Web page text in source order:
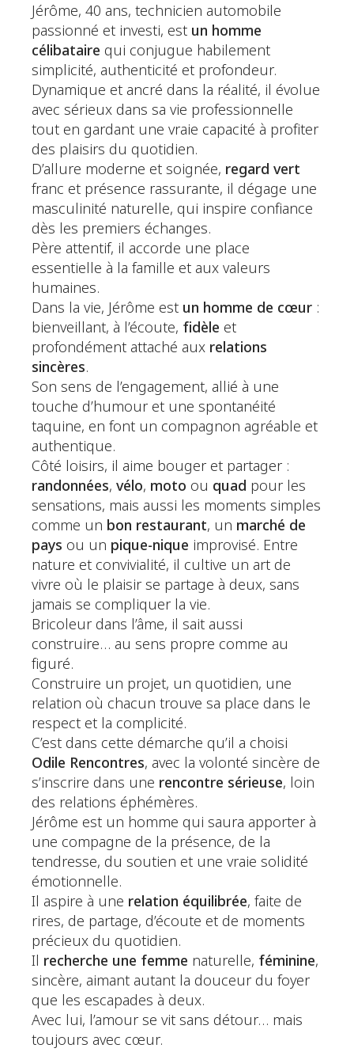
Jérôme, 40 ans, technicien automobile
passionné et investi, est un homme
célibataire qui conjugue habilement
simplicité, authenticité et profondeur.
Dynamique et ancré dans la réalité, il évolue
avec sérieux dans sa vie professionnelle
tout en gardant une vraie capacité à profiter
des plaisirs du quotidien.
D’allure moderne et soignée, regard vert
franc et présence rassurante, il dégage une
masculinité naturelle, qui inspire confiance
dès les premiers échanges.
Père attentif, il accorde une place
essentielle à la famille et aux valeurs
humaines.
Dans la vie, Jérôme est un homme de cœur :
bienveillant, à l’écoute, fidèle et
profondément attaché aux relations
sincères.
Son sens de l’engagement, allié à une
touche d’humour et une spontanéité
taquine, en font un compagnon agréable et
authentique.
Côté loisirs, il aime bouger et partager :
randonnées, vélo, moto ou quad pour les
sensations, mais aussi les moments simples
comme un bon restaurant, un marché de
pays ou un pique-nique improvisé. Entre
nature et convivialité, il cultive un art de
vivre où le plaisir se partage à deux, sans
jamais se compliquer la vie.
Bricoleur dans l’âme, il sait aussi
construire… au sens propre comme au
figuré.
Construire un projet, un quotidien, une
relation où chacun trouve sa place dans le
respect et la complicité.
C’est dans cette démarche qu’il a choisi
Odile Rencontres, avec la volonté sincère de
s’inscrire dans une rencontre sérieuse, loin
des relations éphémères.
Jérôme est un homme qui saura apporter à
une compagne de la présence, de la
tendresse, du soutien et une vraie solidité
émotionnelle.
Il aspire à une relation équilibrée, faite de
rires, de partage, d’écoute et de moments
précieux du quotidien.
Il recherche une femme naturelle, féminine,
sincère, aimant autant la douceur du foyer
que les escapades à deux.
Avec lui, l’amour se vit sans détour… mais
toujours avec cœur.